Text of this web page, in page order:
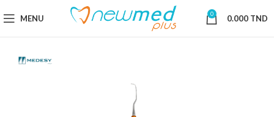
MENU 0 0.000 TND